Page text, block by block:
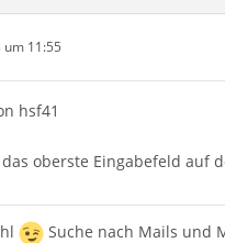
um 11:55
hsf41
oberste Eingabefeld auf
Suche nach Mails und